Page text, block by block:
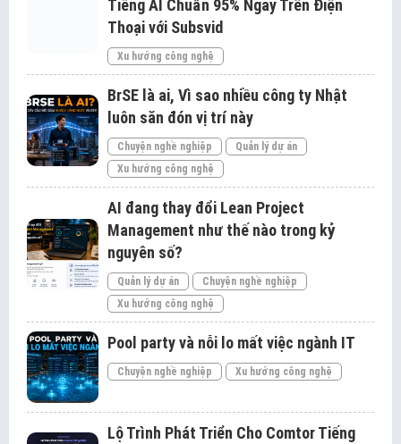
Tiếng AI Chuẩn 95% Ngay Trên Điện
Thoại với Subsvid
Xu hướng công nghệ
BrSE là ai, Vì sao nhiều công ty Nhật
luôn săn đón vị trí này
Chuyện nghề nghiệp
Quản lý dự án
Xu hướng công nghệ
AI đang thay đổi Lean Project
Management như thế nào trong kỷ
nguyên số?
Quản lý dự án
Chuyện nghề nghiệp
Xu hướng công nghệ
Pool party và nỗi lo mất việc ngành IT
Chuyện nghề nghiệp Xu hướng công nghệ
Lộ Trình Phát Triển Cho Comtor Tiếng